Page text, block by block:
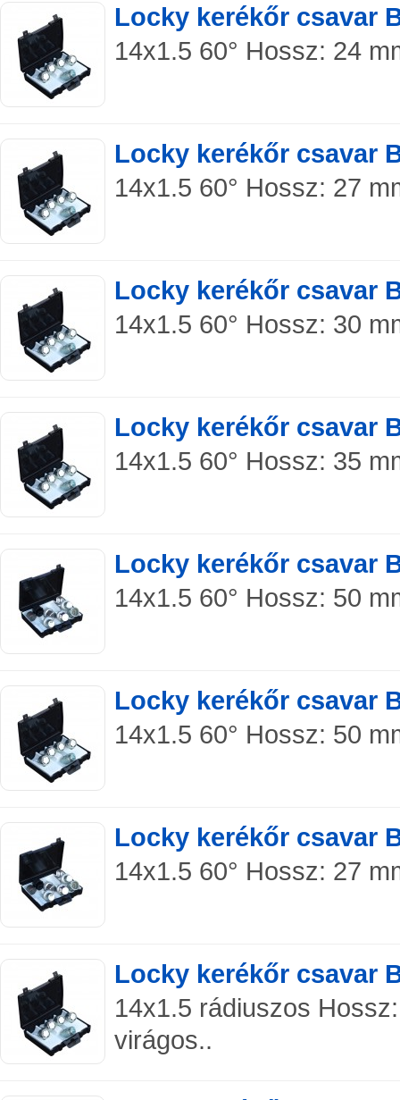
Locky kerékőr csavar
14x1.5 60° Hossz: 24
Locky kerékőr csavar
14x1.5 60° Hossz: 27
Locky kerékőr csavar
14x1.5 60° Hossz: 30
Locky kerékőr csavar
14x1.5 60° Hossz: 35
Locky kerékőr csavar
14x1.5 60° Hossz: 50
Locky kerékőr csavar
14x1.5 60° Hossz: 50
Locky kerékőr csavar
14x1.5 60° Hossz: 27
Locky kerékőr csavar
14x1.5 rádiuszos
virágos..